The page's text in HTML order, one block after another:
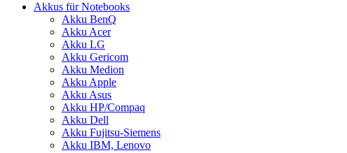
Akkus für Notebooks
Akku BenQ
Akku Acer
Akku LG
Akku Gericom
Akku Medion
Akku Apple
Akku Asus
Akku HP/Compaq
Akku Dell
Akku Fujitsu-Siemens
Akku IBM, Lenovo